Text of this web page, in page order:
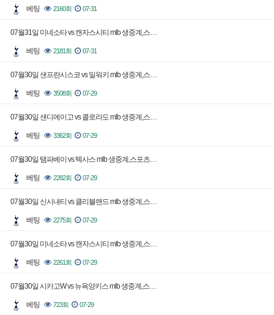
베팅 2160회 07-31
07월31일 미네소타 vs 캔자스시티 mlb 생중계,스…
베팅 2181회 07-31
07월30일 샌프란시스코 vs 밀워키 mlb 생중계,스…
베팅 3508회 07-29
07월30일 샌디에이고 vs 콜로라도 mlb 생중계,스…
베팅 3362회 07-29
07월30일 탬파베이 vs 텍사스 mlb 생중계,스포츠…
베팅 2282회 07-29
07월30일 신시내티 vs 클리블랜드 mlb 생중계,스…
베팅 2275회 07-29
07월30일 미네소타 vs 캔자스시티 mlb 생중계,스…
베팅 2261회 07-29
07월30일 시카고W vs 뉴욕양키스 mlb 생중계,스…
베팅 723회 07-29